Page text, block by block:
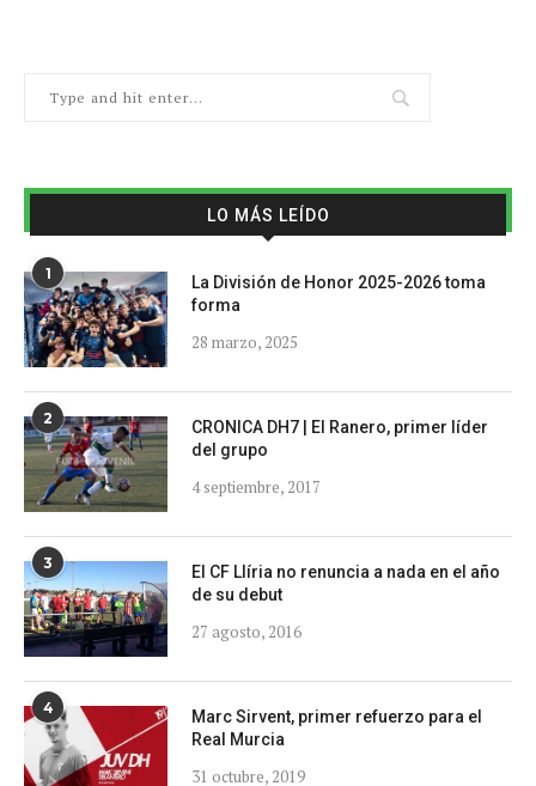
LO MÁS LEÍDO
1
La División de Honor 2025-2026 toma
forma
28 marzo, 2025
2
CRONICA DH7 | El Ranero, primer líder
del grupo
4 septiembre, 2017
3
El CF Llíria no renuncia a nada en el año
de su debut
27 agosto, 2016
4
Marc Sirvent, primer refuerzo para el
Real Murcia
31 octubre, 2019